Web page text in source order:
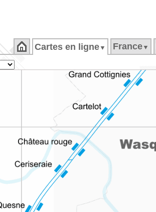
Cartes en ligne ▼ France ▼